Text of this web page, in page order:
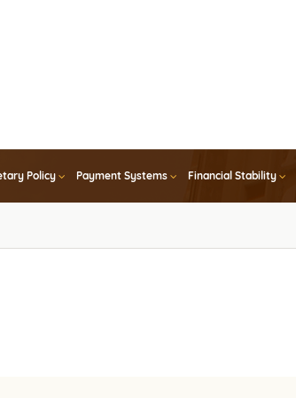
Policy Payment Systems Financial Stability